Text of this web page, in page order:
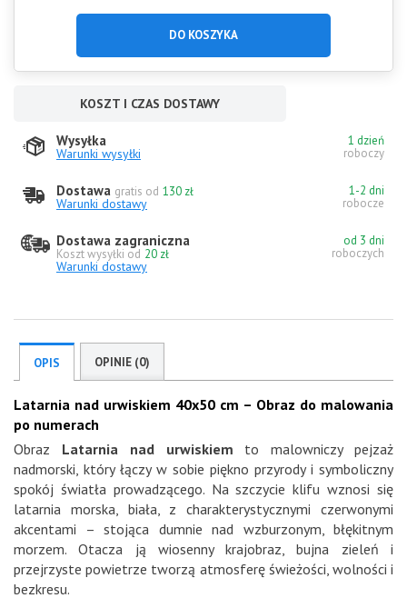
DO KOSZYKA
KOSZT I CZAS DOSTAWY
Wysyłka
Warunki wysyłki
1 dzień
roboczy
Dostawa gratis od 130 zł
Warunki dostawy
1-2 dni
robocze
Dostawa zagraniczna
Koszt wysyłki od 20 zł
Warunki dostawy
od 3 dni
roboczych
OPIS OPINIE (0)
Latarnia nad urwiskiem 40x50 cm – Obraz do malowania
po numerach
Obraz Latarnia nad urwiskiem to malowniczy pejzaż
nadmorski, który łączy w sobie piękno przyrody i symboliczny
spokój światła prowadzącego. Na szczycie klifu wznosi się
latarnia morska, biała, z charakterystycznymi czerwonymi
akcentami – stojąca dumnie nad wzburzonym, błękitnym
morzem. Otacza ją wiosenny krajobraz, bujna zieleń i
przejrzyste powietrze tworzą atmosferę świeżości, wolności i
bezkresu.